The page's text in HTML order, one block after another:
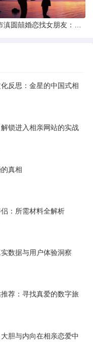
反思：金星的中国式相
锁进入相亲网站的实战
真相
：所需材料全解析
数据与用户体验洞察
荐：寻找真爱的数字旅
胆与内向在相亲恋爱中